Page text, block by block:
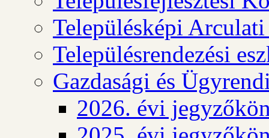
Településképi
Településrendezési
Gazdasági és
2026. évi